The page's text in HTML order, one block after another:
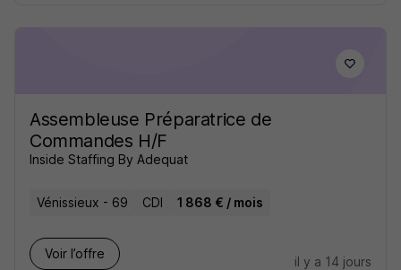
Assembleuse Préparatrice de
Commandes H/F
Inside Staffing By Adequat
Vénissieux - 69 CDI 1 868 € / mois
Voir l’offre
il y a 14 jours